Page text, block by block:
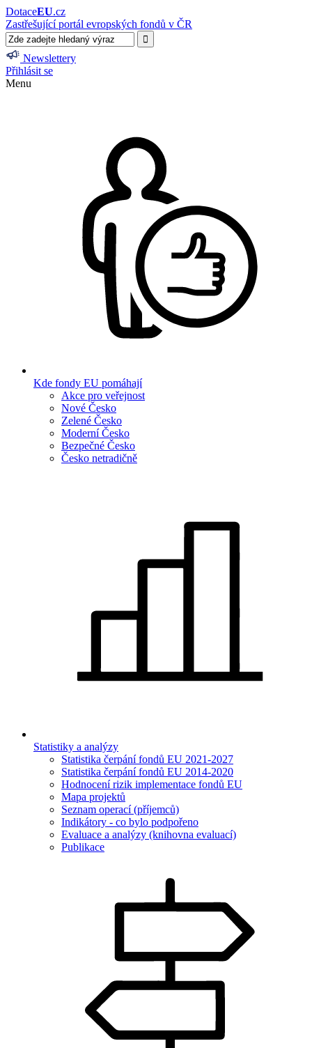
DotaceEU.cz
Zastřešující portál evropských fondů v ČR
Newslettery
Přihlásit se
Menu
Kde fondy EU pomáhají
Akce pro veřejnost
Nové Česko
Zelené Česko
Moderní Česko
Bezpečné Česko
Česko netradičně
Statistiky a analýzy
Statistika čerpání fondů EU 2021-2027
Statistika čerpání fondů EU 2014-2020
Hodnocení rizik implementace fondů EU
Mapa projektů
Seznam operací (příjemců)
Indikátory - co bylo podpořeno
Evaluace a analýzy (knihovna evaluací)
Publikace